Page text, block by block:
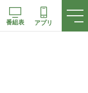
番組表 アプリ